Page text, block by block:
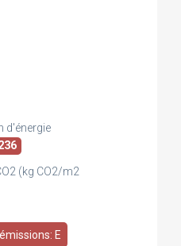
d'énergie
(kg CO2/m2
E